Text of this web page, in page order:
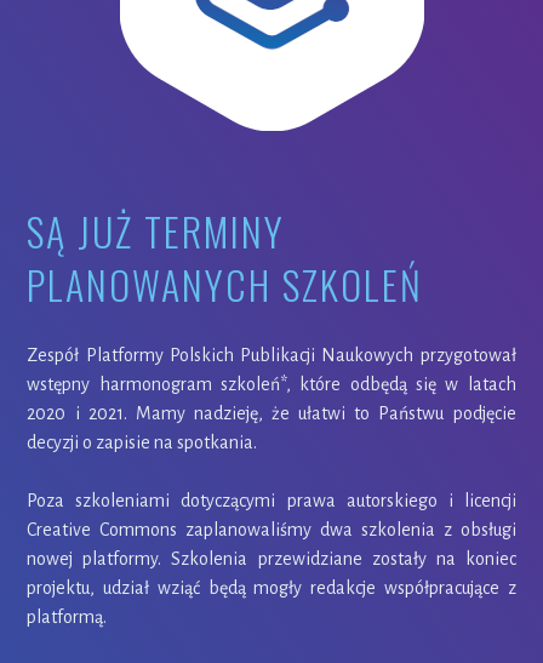
SĄ JUŻ TERMINY
PLANOWANYCH SZKOLEŃ
Zespół Platformy Polskich Publikacji Naukowych przygotował
wstępny harmonogram szkoleń*, które odbędą się w latach
2020 i 2021. Mamy nadzieję, że ułatwi to Państwu podjęcie
decyzji o zapisie na spotkania.
Poza szkoleniami dotyczącymi prawa autorskiego i licencji
Creative Commons zaplanowaliśmy dwa szkolenia z obsługi
nowej platformy. Szkolenia przewidziane zostały na koniec
projektu, udział wziąć będą mogły redakcje współpracujące z
platformą.